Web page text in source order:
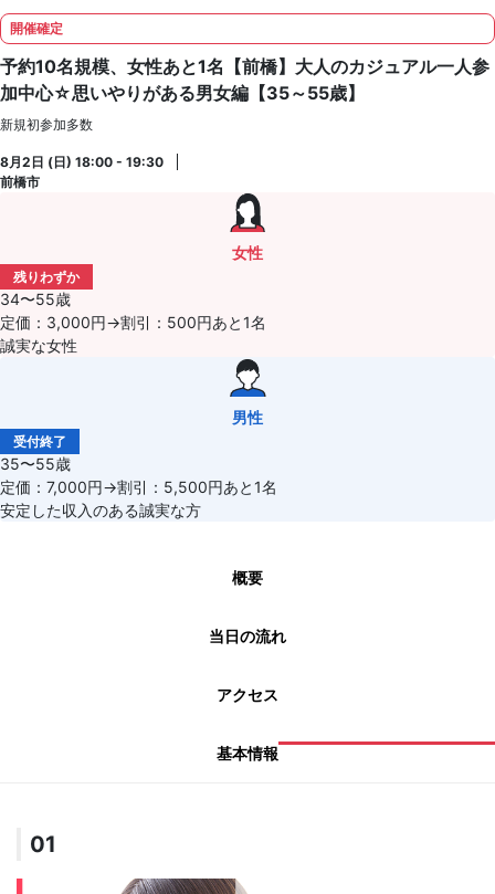
開催確定
予約10名規模、女性あと1名【前橋】大人のカジュアル一人参
加中心☆思いやりがある男女編【35～55歳】
新規初参加多数
8月2日 (日) 18:00 - 19:30
前橋市
女性
残りわずか
34〜55歳
定価：3,000円→割引：500円あと1名
誠実な女性
男性
受付終了
35〜55歳
定価：7,000円→割引：5,500円あと1名
安定した収入のある誠実な方
概要
当日の流れ
アクセス
基本情報
01